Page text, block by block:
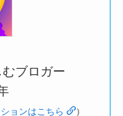
ブロガー
ションはこちら ）